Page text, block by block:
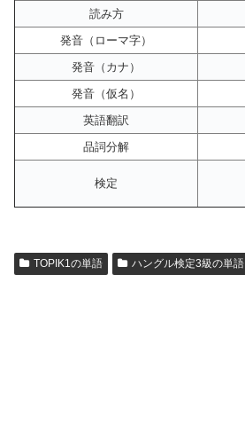
読み方
発音（ローマ字）
発音（カナ）
発音（仮名）
英語翻訳
品詞分解
検定
TOPIK1の単語 ハングル検定3級の単語